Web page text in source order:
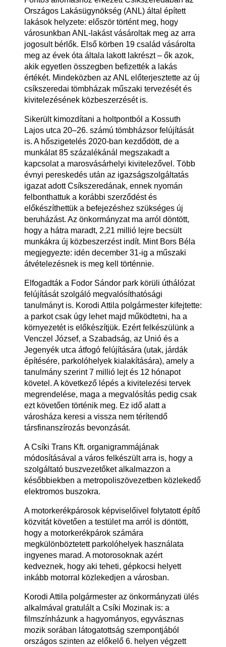
Országos Lakásügynökség (ANL) által épített
lakások helyzete: először történt meg, hogy
városunkban ANL-lakást vásároltak meg az arra
jogosult bérlők. Első körben 19 család vásárolta
meg az évek óta általa lakott lakrészt – ők azok,
akik egyetlen összegben befizették a lakás
értékét. Mindeközben az ANL előterjesztette az új
csíkszeredai tömbházak műszaki tervezését és
kivitelezésének közbeszerzését is.
Sikerült kimozdítani a holtpontból a Kossuth
Lajos utca 20–26. számú tömbházsor felújítását
is. A hőszigetelés 2020-ban kezdődött, de a
munkálat 85 százalékánál megszakadt a
kapcsolat a marosvásárhelyi kivitelezővel. Több
évnyi pereskedés után az igazságszolgáltatás
igazat adott Csíkszeredának, ennek nyomán
felbonthattuk a korábbi szerződést és
előkészíthettük a befejezéshez szükséges új
beruházást. Az önkormányzat ma arról döntött,
hogy a hátra maradt, 2,21 millió lejre becsült
munkákra új közbeszerzést indít. Mint Bors Béla
megjegyezte: idén december 31-ig a műszaki
átvételezésnek is meg kell történnie.
Elfogadták a Fodor Sándor park körüli úthálózat
felújítását szolgáló megvalósíthatósági
tanulmányt is. Korodi Attila polgármester kifejtette:
a parkot csak úgy lehet majd működtetni, ha a
környezetét is előkészítjük. Ezért felkészülünk a
Venczel József, a Szabadság, az Unió és a
Jegenyék utca átfogó felújítására (utak, járdák
építésére, parkolóhelyek kialakítására), amely a
tanulmány szerint 7 millió lejt és 12 hónapot
követel. A következő lépés a kivitelezési tervek
megrendelése, maga a megvalósítás pedig csak
ezt követően történik meg. Ez idő alatt a
városháza keresi a vissza nem térítendő
társfinanszírozás bevonzását.
A Csíki Trans Kft. organigrammájának
módosításával a város felkészült arra is, hogy a
szolgáltató buszvezetőket alkalmazzon a
későbbiekben a metropoliszövezetben közlekedő
elektromos buszokra.
A motorkerékpárosok képviselőivel folytatott építő
közvitát követően a testület ma arról is döntött,
hogy a motorkerékpárok számára
megkülönböztetett parkolóhelyek használata
ingyenes marad. A motorosoknak azért
kedveznek, hogy aki teheti, gépkocsi helyett
inkább motorral közlekedjen a városban.
Korodi Attila polgármester az önkormányzati ülés
alkalmával gratulált a Csíki Mozinak is: a
filmszínházunk a hagyományos, egyvásznas
mozik sorában látogatottság szempontjából
országos szinten az előkelő 6. helyen végzett